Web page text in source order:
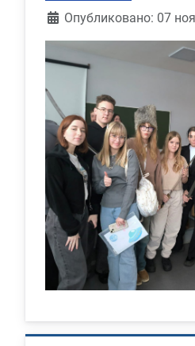
Информация о
Опубликовано: 07